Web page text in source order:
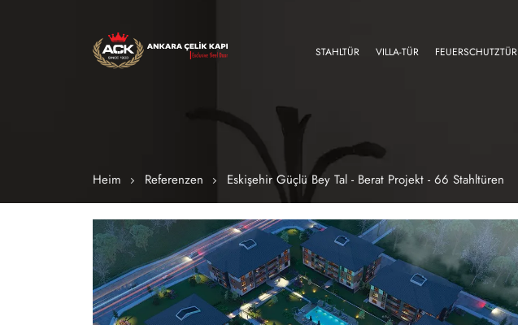
STAHLTÜR VILLA-TÜR FEUERSCHUTZTÜR
Heim Referenzen Eskişehir Güçlü Bey Tal - Berat Projekt - 66 Stahltüren